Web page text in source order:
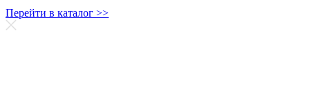
Перейти в каталог >>